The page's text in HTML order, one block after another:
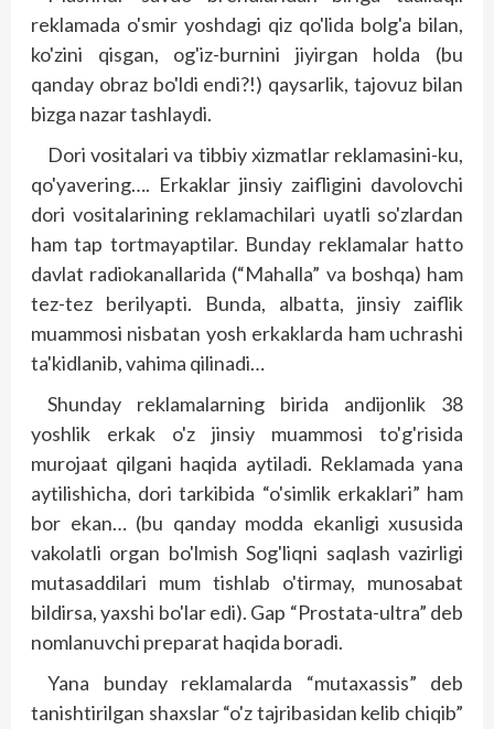
reklamada o'smir yoshdagi qiz qo'lida bolg'a bilan,
ko'zini qisgan, og'iz-burnini jiyirgan holda (bu
qanday obraz bo'ldi endi?!) qaysarlik, tajovuz bilan
bizga nazar tashlaydi.
Dori vositalari va tibbiy xizmatlar rek­lamasini-ku,
qo'yavering…. Erkaklar jinsiy zaifligini davolovchi
dori vositalarining rek­lamachilari uyatli so'zlardan
ham tap tortmayaptilar. Bunday reklamalar hatto
davlat radiokanallarida (“Mahalla” va boshqa) ham
tez-tez berilyapti. Bunda, albatta, jinsiy zaiflik
muammosi nisbatan yosh erkaklarda ham uchrashi
ta'kidlanib, vahima qilinadi…
Shunday reklamalarning birida andijonlik 38
yoshlik erkak o'z jinsiy muammosi to'g'risida
murojaat qilgani haqida aytiladi. Rek­lamada yana
aytilishicha, dori tarkibida “o'simlik erkaklari” ham
bor ekan… (bu qanday modda ekanligi xususida
vakolatli organ bo'lmish Sog'liqni saqlash vazirligi
mutasaddilari mum tishlab o'tirmay, munosabat
bildirsa, yaxshi bo'lar edi). Gap “Prostata-ultra” deb
nomlanuvchi preparat haqida boradi.
Yana bunday reklamalarda “mutaxassis” deb
tanishtirilgan shaxslar “o'z tajribasidan kelib chiqib”